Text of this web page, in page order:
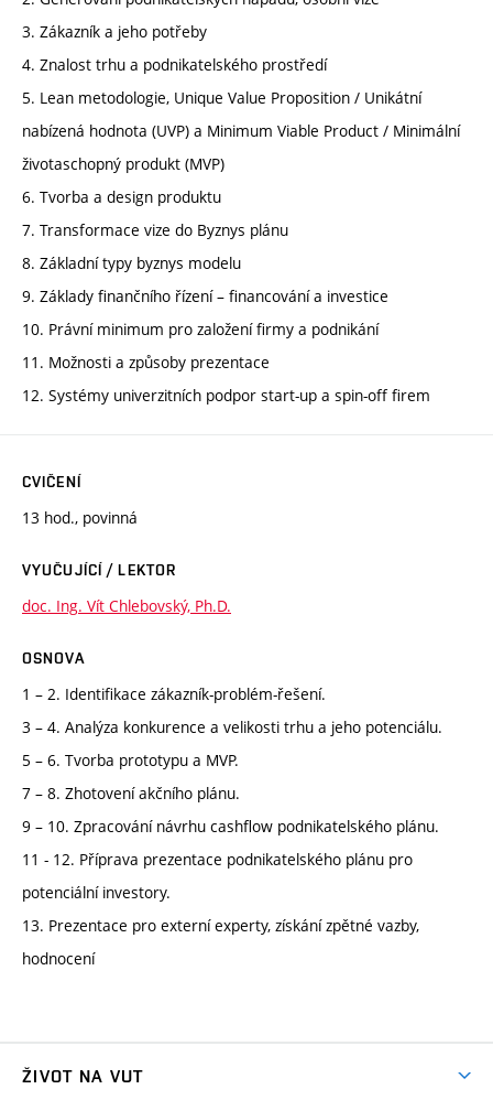
3. Zákazník a jeho potřeby
4. Znalost trhu a podnikatelského prostředí
5. Lean metodologie, Unique Value Proposition / Unikátní
nabízená hodnota (UVP) a Minimum Viable Product / Minimální
životaschopný produkt (MVP)
6. Tvorba a design produktu
7. Transformace vize do Byznys plánu
8. Základní typy byznys modelu
9. Základy finančního řízení – financování a investice
10. Právní minimum pro založení firmy a podnikání
11. Možnosti a způsoby prezentace
12. Systémy univerzitních podpor start-up a spin-off firem
CVIČENÍ
13 hod., povinná
VYUČUJÍCÍ / LEKTOR
doc. Ing. Vít Chlebovský, Ph.D.
OSNOVA
1 – 2. Identifikace zákazník-problém-řešení.
3 – 4. Analýza konkurence a velikosti trhu a jeho potenciálu.
5 – 6. Tvorba prototypu a MVP.
7 – 8. Zhotovení akčního plánu.
9 – 10. Zpracování návrhu cashflow podnikatelského plánu.
11 - 12. Příprava prezentace podnikatelského plánu pro
potenciální investory.
13. Prezentace pro externí experty, získání zpětné vazby,
hodnocení
ŽIVOT NA VUT